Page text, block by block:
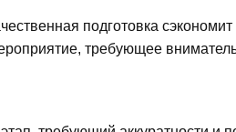
подготовка
требующее